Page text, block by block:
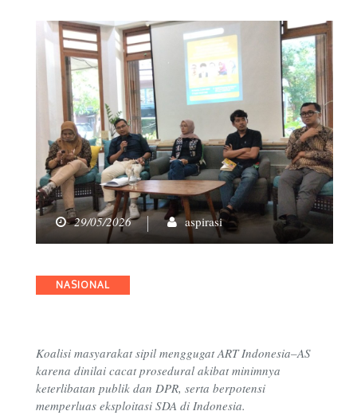
29/05/2026 aspirasi
Categories
NASIONAL
Koalisi masyarakat sipil menggugat ART Indonesia–AS
karena dinilai cacat prosedural akibat minimnya
keterlibatan publik dan DPR, serta berpotensi
memperluas eksploitasi SDA di Indonesia.